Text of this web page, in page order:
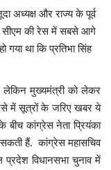
अध्यक्ष और राज्य के पूर्व
सीएम की रेस में सबसे आगे
गया था कि प्रतिभा सिंह
लेकिन मुख्यमंत्री को लेकर
ऐसे में सूत्रों के जरिए खबर ये
बीच कांग्रेस नेता प्रियंका
हैं. कांग्रेस महासचिव
प्रदेश विधानसभा चुनाव में